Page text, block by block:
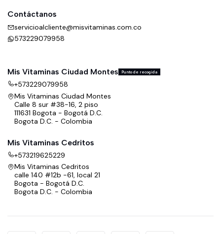
Contáctanos
servicioalcliente@misvitaminas.com.co
573229079958
Mis Vitaminas Ciudad Montes Punto de recogida
+573229079958
Mis Vitaminas Ciudad Montes
Calle 8 sur #38-16, 2 piso
111631 Bogota - Bogotá D.C.
Bogota D.C. - Colombia
Mis Vitaminas Cedritos
+573219625229
Mis Vitaminas Cedritos
calle 140 #12b -61, local 21
Bogota - Bogotá D.C.
Bogota D.C. - Colombia